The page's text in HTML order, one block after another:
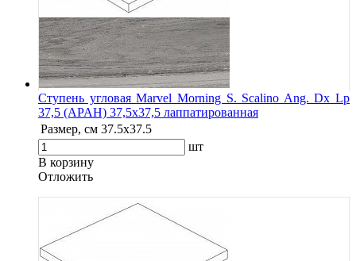
Ступень угловая Marvel Morning S. Scalino Ang. Dx Lp
37,5 (APAH) 37,5x37,5 лаппатированная
Размер, см 37.5x37.5
шт
В корзину
Oтложить